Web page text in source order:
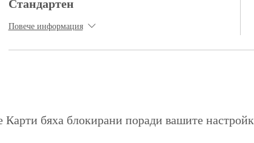
Стандартен
Повече информация
Карти бяха блокирани поради вашите